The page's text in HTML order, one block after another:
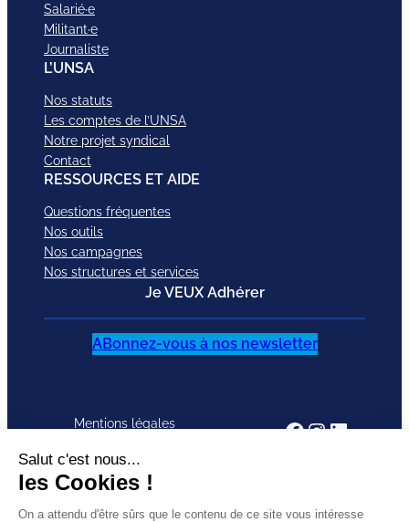
Salarié·e
Militant·e
Journaliste
L’UNSA
Nos statuts
Les comptes de l’UNSA
Notre projet syndical
Contact
RESSOURCES ET AIDE
Questions fréquentes
Nos outils
Nos campagnes
Nos structures et services
Je VEUX Adhérer
ABonnez-vous à nos newsletter
Mentions légales
confidentialité
CGU
Facebook
Instagram